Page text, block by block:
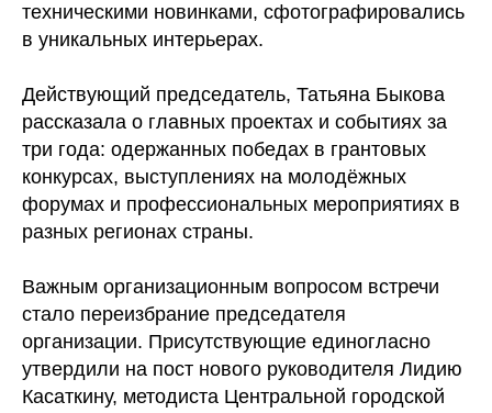
техническими новинками, сфотографировались
в уникальных интерьерах.
Действующий председатель, Татьяна Быкова
рассказала о главных проектах и событиях за
три года: одержанных победах в грантовых
конкурсах, выступлениях на молодёжных
форумах и профессиональных мероприятиях в
разных регионах страны.
Важным организационным вопросом встречи
стало переизбрание председателя
организации. Присутствующие единогласно
утвердили на пост нового руководителя Лидию
Касаткину, методиста Центральной городской